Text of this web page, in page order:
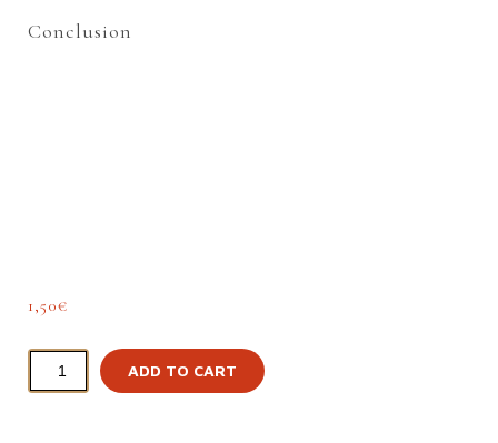
Conclusion
1,50€
ADD TO CART